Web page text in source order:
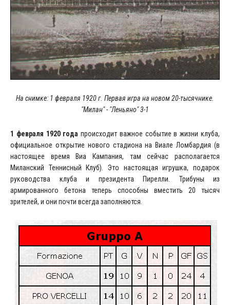
На снимке: 1 февраля 1920 г. Первая игра на новом 20-тысячнике.
"Милан"- "Леньяно" 3-1
1 февраля 1920 года происходит важное событие в жизни клуба,
официальное открытие нового стадиона на Виале Ломбардия (в
настоящее время Виа Кампания, там сейчас располагается
Миланский Теннисный Клуб). Это настоящая игрушка, подарок
руководства клуба и президента Пирелли. Трибуны из
армированного бетона теперь способны вместить 20 тысяч
зрителей, и они почти всегда заполняются.